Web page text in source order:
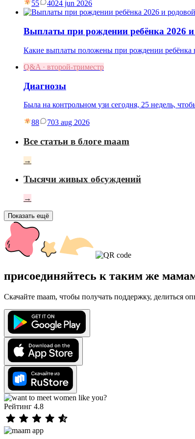
55 4024 jun 2026
Выплаты при рождении ребёнка 2026 и
Какие выплаты положены при рождении ребёнка
Q&A · второй-триместр
Диагнозы
Была на контрольном узи сегодня, 25 недель,
88 703 aug 2026
Все статьи в блоге maam
→
Тысячи живых обсуждений
→
Показать ещё
присоединяйтесь к таким же
Скачайте maam, чтобы получать поддержку, делиться
Рейтинг 4.8